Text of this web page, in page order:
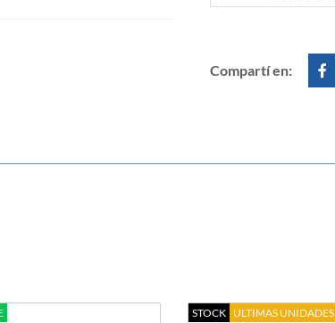
Compartí en:
STOCK ULTIMAS UNIDADES